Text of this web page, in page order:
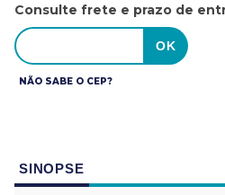
Consulte frete e prazo de
NÃO SABE O CEP?
SINOPSE